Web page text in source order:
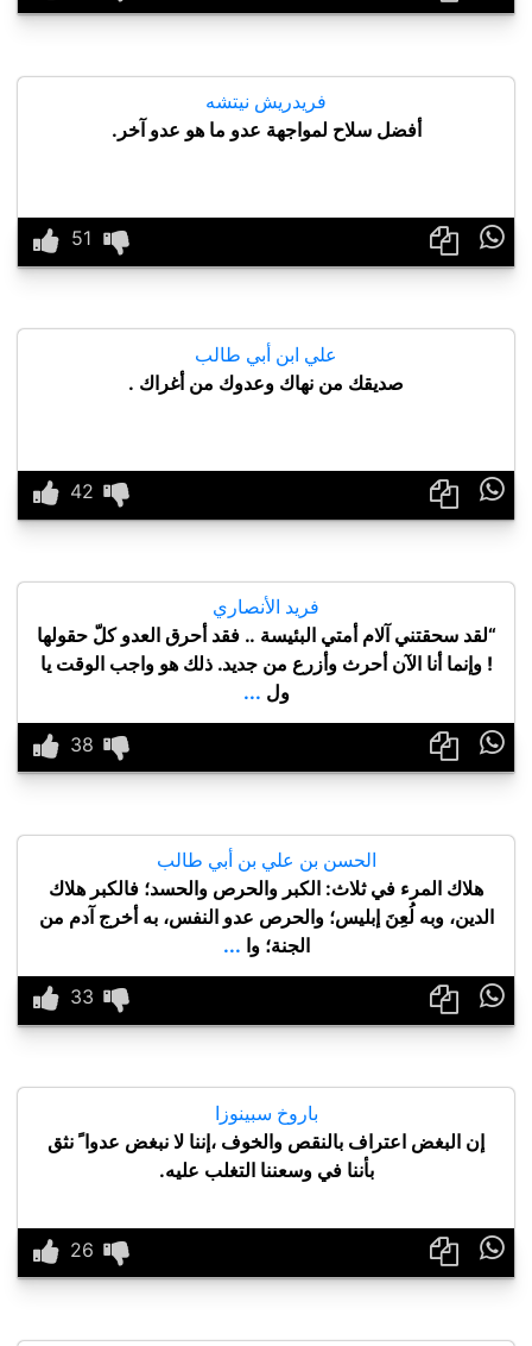
فريدريش نيتشه
أفضل سلاح لمواجهة عدو ما هو عدو آخر.

علي ابن أبي طالب
صديقك من نهاك وعدوك من أغراك .

فريد الأنصاري
“لقد سحقتني آلام أمتي البئيسة .. فقد أحرق العدو كلّ حقولها
! وإنما أنا الآن أحرث وأزرع من جديد. ذلك هو واجب الوقت يا
ول ...

الحسن بن علي بن أبي طالب
هلاك المرء في ثلاث: الكبر والحرص والحسد؛ فالكبر هلاك
الدين، وبه لُعِنَ إبليس؛ والحرص عدو النفس، به أخرج آدم من
الجنة؛ وا ...

باروخ سبينوزا
إن البغض اعتراف بالنقص والخوف ،إننا لا نبغض عدوا ً نثق
بأننا في وسعننا التغلب عليه.
